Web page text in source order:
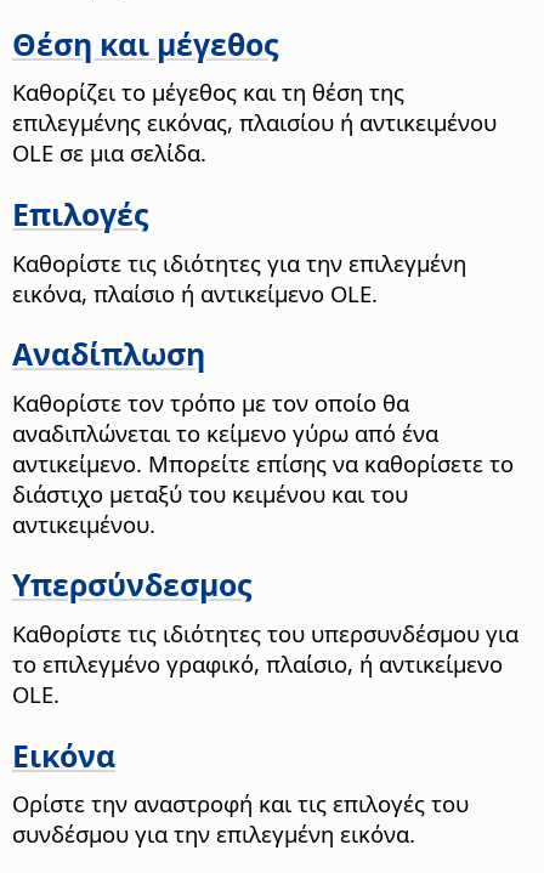
Θέση και μέγεθος
Καθορίζει το μέγεθος και τη θέση της
επιλεγμένης εικόνας, πλαισίου ή αντικειμένου
OLE σε μια σελίδα.
Επιλογές
Καθορίστε τις ιδιότητες για την επιλεγμένη
εικόνα, πλαίσιο ή αντικείμενο OLE.
Αναδίπλωση
Καθορίστε τον τρόπο με τον οποίο θα
αναδιπλώνεται το κείμενο γύρω από ένα
αντικείμενο. Μπορείτε επίσης να καθορίσετε το
διάστιχο μεταξύ του κειμένου και του
αντικειμένου.
Υπερσύνδεσμος
Καθορίστε τις ιδιότητες του υπερσυνδέσμου για
το επιλεγμένο γραφικό, πλαίσιο, ή αντικείμενο
OLE.
Εικόνα
Ορίστε την αναστροφή και τις επιλογές του
συνδέσμου για την επιλεγμένη εικόνα.